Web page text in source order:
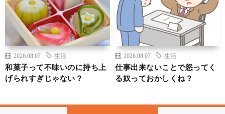
2026.08.07 生活
和菓子って不味いのに持ち上
げられすぎじゃない？
2026.08.07 生活
仕事出来ないことで怒ってく
る奴っておかしくね？